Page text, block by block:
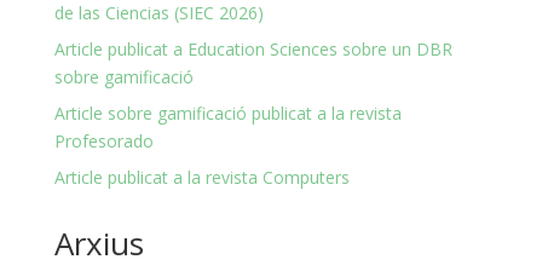
de las Ciencias (SIEC 2026)
Article publicat a Education Sciences sobre un DBR
sobre gamificació
Article sobre gamificació publicat a la revista
Profesorado
Article publicat a la revista Computers
Arxius